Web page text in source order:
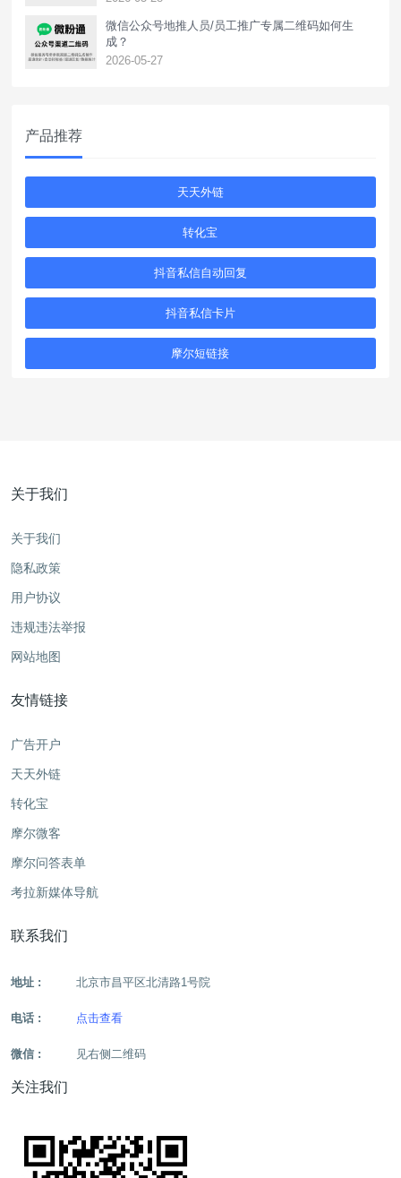
‌微信公众号地推人员/员工推广专属二维码如何生
成？
2026-05-27
产品推荐
天天外链
转化宝
抖音私信自动回复
抖音私信卡片
摩尔短链接
关于我们
关于我们
隐私政策
用户协议
违规违法举报
网站地图
友情链接
广告开户
天天外链
转化宝
摩尔微客
摩尔问答表单
考拉新媒体导航
联系我们
地址 : 北京市昌平区北清路1号院
电话 : 点击查看
微信 : 见右侧二维码
关注我们